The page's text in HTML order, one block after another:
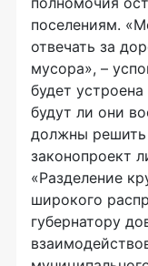
поселениям.
отвечать за
мусора», –
будет
будут ли они
должны решить
законопроект
«Разделение
широкого
губернатору